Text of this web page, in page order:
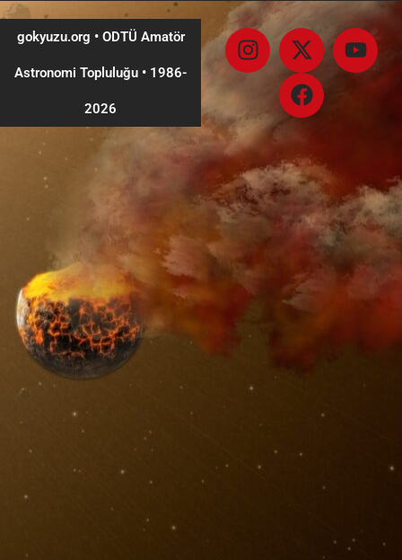
gokyuzu.org • ODTÜ Amatör
Astronomi Topluluğu •1986-
2026